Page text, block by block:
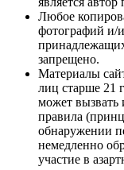
Любое
фотографий и/
запрещено.
Материалы
лиц старше 21
может вызвать
правила
обнаружении
немедленно
участие в